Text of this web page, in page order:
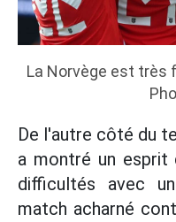
La Norvège est très
De l'autre côté du
a montré un esprit
difficultés avec
match acharné